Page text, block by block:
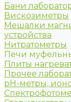
Бани
Вискозиметры
Мешалки
устройства
Нитратометры
Печи
Плиты
Прочее
рН-метры,